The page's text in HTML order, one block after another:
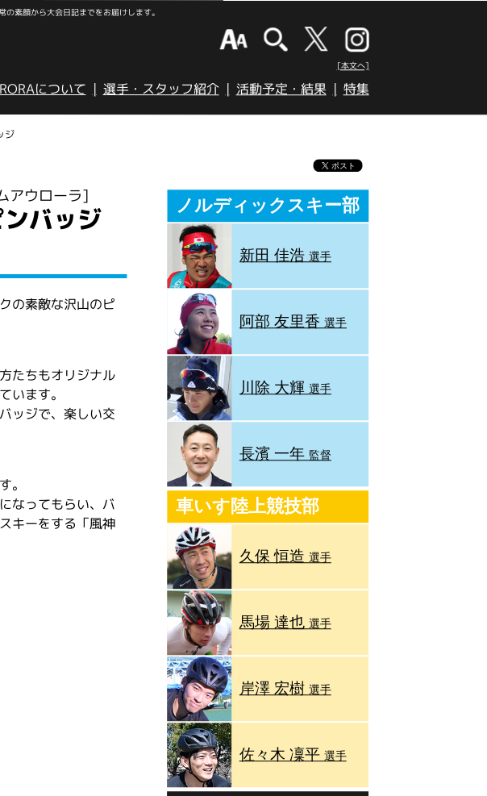
素顔から大会日記までをお届けします。
[本文へ]
について 選手・スタッフ紹介 活動予定・結果 特集
ジ
アウローラ]
バッジ
の素敵な沢山のピ
たちもオリジナル
います。
ッジで、楽しい交
。
なってもらい、バ
キーをする「風神
ノルディックスキー部
新田 佳浩 選手
阿部 友里香 選手
川除 大輝 選手
長濱 一年 監督
車いす陸上競技部
久保 恒造 選手
馬場 達也 選手
岸澤 宏樹 選手
佐々木 凜平 選手